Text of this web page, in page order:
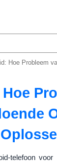
Hoe Probleem
telefoon